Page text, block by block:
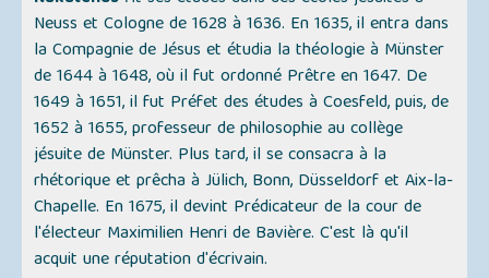
Neuss et Cologne de 1628 à 1636. En 1635, il entra dans
la Compagnie de Jésus et étudia la théologie à Münster
de 1644 à 1648, où il fut ordonné Prêtre en 1647. De
1649 à 1651, il fut Préfet des études à Coesfeld, puis, de
1652 à 1655, professeur de philosophie au collège
jésuite de Münster. Plus tard, il se consacra à la
rhétorique et prêcha à Jülich, Bonn, Düsseldorf et Aix-la-
Chapelle. En 1675, il devint Prédicateur de la cour de
l'électeur Maximilien Henri de Bavière. C'est là qu'il
acquit une réputation d'écrivain.